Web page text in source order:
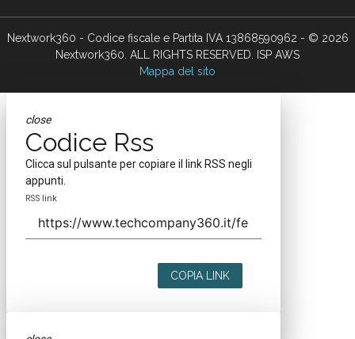
Nextwork360 - Codice fiscale e Partita IVA 13868590962 - © 2026
Nextwork360. ALL RIGHTS RESERVED. ISP AWS
Mappa del sito
close
Codice Rss
Clicca sul pulsante per copiare il link RSS negli
appunti.
RSS link
COPIA LINK